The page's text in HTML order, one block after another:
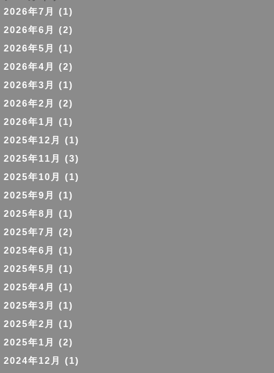
2026年7月
(1)
2026年6月
(2)
2026年5月
(1)
2026年4月
(2)
2026年3月
(1)
2026年2月
(2)
2026年1月
(1)
2025年12月
(1)
2025年11月
(3)
2025年10月
(1)
2025年9月
(1)
2025年8月
(1)
2025年7月
(2)
2025年6月
(1)
2025年5月
(1)
2025年4月
(1)
2025年3月
(1)
2025年2月
(1)
2025年1月
(2)
2024年12月
(1)